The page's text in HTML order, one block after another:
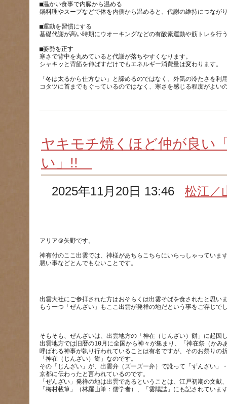
■温かい食事で内臓から温める
鍋料理やスープなどで体を内側から温めると、代謝の維持につな
■運動を習慣にする
基礎代謝が高い時期にウオーキングなどの有酸素運動や筋トレを
■姿勢を正す
寒さで背中を丸めていると代謝が落ちやすくなります。
シャキッと背筋を伸ばすだけでもエネルギー消費量は変わります
「冬は太るから仕方ない」と諦めるのではなく、外気の冷たさを
コタツに首までもぐっているのではなく、寒さを感じる程度がよい
ヤキモチ焼くほど仲が良い
い」!!
2025年11月20日 13:46松江／
アリア＠矢野です。
神有付のここ出雲では、神様があちらこちらにいらっしゃっていま
出雲大社にご参拝された方はおそらくは出雲そばを食されたと思い
そもそも、ぜんざいは、出雲地方の「神在（じんざい）餅」に起因
出雲地方では旧暦の10月に全国から神々が集まり、「神在祭（かみ
呼ばれる神事が執り行われていることは有名ですが、そのお祭りの
「神在（じんざい）餅」なのです。
その「じんざい」が、出雲弁（ズーズー弁）で訛って「ずんざい」
京都に伝わったと言われているのです。
「ぜんざい」発祥の地は出雲であるということは、江戸初期の文献